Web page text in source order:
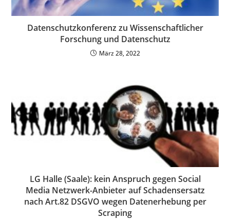
Datenschutzkonferenz zu Wissenschaftlicher
Forschung und Datenschutz
März 28, 2022
LG Halle (Saale): kein Anspruch gegen Social
Media Netzwerk-Anbieter auf Schadensersatz
nach Art.82 DSGVO wegen Datenerhebung per
Scraping